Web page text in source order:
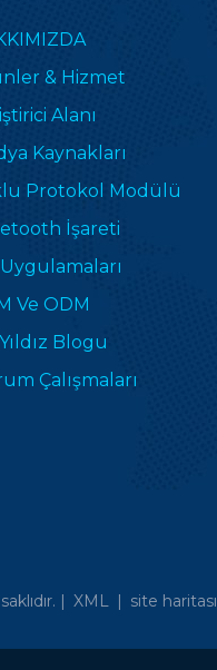
& Hizmet
Alanı
Kaynakları
Protokol Modülü
İşareti
Ve ODM
Blogu
Çalışmaları
| XML | site haritası